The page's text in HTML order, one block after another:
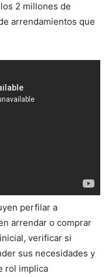
2 millones de
arrendamientos que
perfilar a
arrendar o comprar
verificar si
sus necesidades y
rol implica